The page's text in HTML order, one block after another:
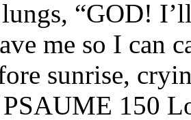
“GOD!
me so I can
sunrise,
150